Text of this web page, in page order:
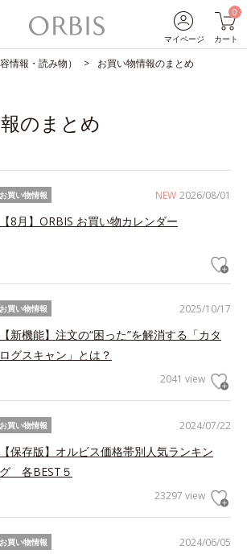
マイページ
0
カート
情報・読み物） お買い物情報のまとめ
のまとめ
NEW 2026/08/01
お買い物情報
【8月】ORBIS お買い物カレンダー
2025/10/17
お買い物情報
【新機能】注文の“困った”を解消する「カタ
ログスキャン」とは？
2041 view
2024/07/22
お買い物情報
【保存版】オルビス価格帯別人気ランキン
グ 各BEST５
23297 view
2024/06/05
お買い物情報